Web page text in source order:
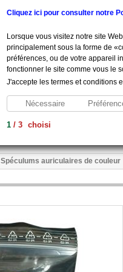
Hygiène Mesure, Pesée
Spéculums auriculaires de couleur
Cliquez ici pour consulter notre
Lorsque vous visitez notre site
principalement sous la forme de
préférences, ou de votre appareil
fonctionner le site comme vous le
J'accepte les termes et conditions
Nécessaire
1 / 3 choisi